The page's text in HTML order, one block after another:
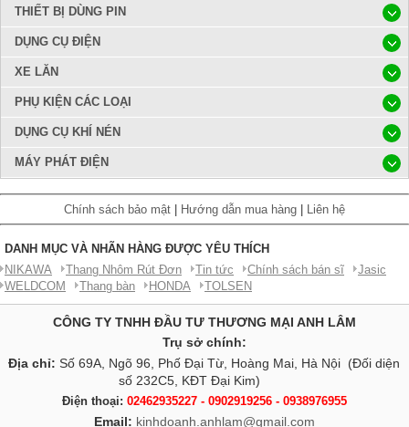
THIẾT BỊ DÙNG PIN
DỤNG CỤ ĐIỆN
XE LĂN
PHỤ KIỆN CÁC LOẠI
DỤNG CỤ KHÍ NÉN
MÁY PHÁT ĐIỆN
Chính sách bảo mật | Hướng dẫn mua hàng | Liên hệ
DANH MỤC VÀ NHÃN HÀNG ĐƯỢC YÊU THÍCH
NIKAWA
Thang Nhôm Rút Đơn Tin tức Chính sách bán sĩ
Jasic
WELDCOM
Thang bàn HONDA TOLSEN
CÔNG TY TNHH ĐẦU TƯ THƯƠNG MẠI ANH LÂM
Trụ sở chính:
Địa chỉ: Số 69A, Ngõ 96, Phố Đại Từ, Hoàng Mai, Hà Nội (Đối diện
số 232C5, KĐT Đại Kim)
Điện thoại: 02462935227 - 0902919256 - 0938976955
Email: kinhdoanh.anhlam@gmail.com